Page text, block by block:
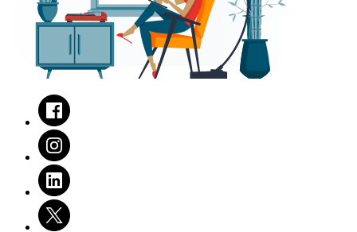
Facebook
Instagram
LinkedIn
Twitter